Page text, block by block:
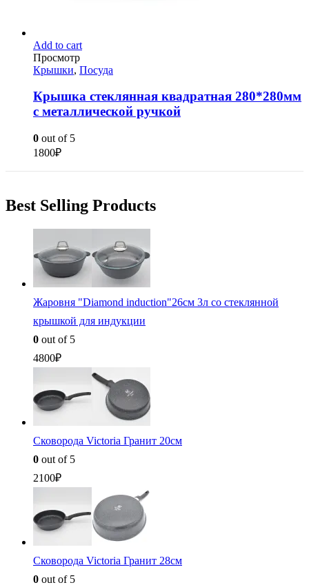
Add to cart
Просмотр
Крышки, Посуда
Крышка стеклянная квадратная 280*280мм
с металлической ручкой
0 out of 5
1800₽
Best Selling Products
Жаровня "Diamond induction"26см 3л со стеклянной
крышкой для индукции
0 out of 5
4800₽
Сковорода Victoria Гранит 20см
0 out of 5
2100₽
Сковорода Victoria Гранит 28см
0 out of 5